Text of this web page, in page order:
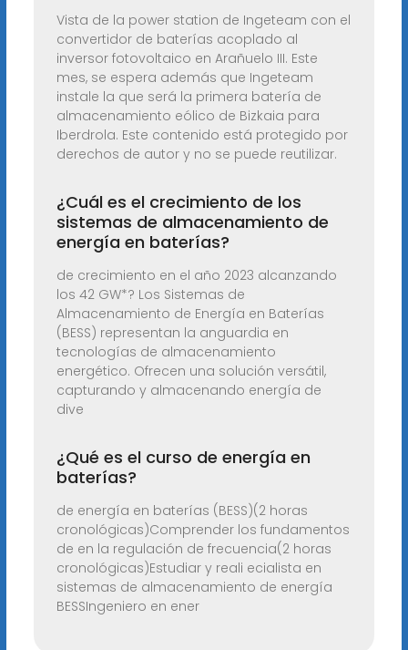
Vista de la power station de Ingeteam con el
convertidor de baterías acoplado al
inversor fotovoltaico en Arañuelo III. Este
mes, se espera además que Ingeteam
instale la que será la primera batería de
almacenamiento eólico de Bizkaia para
Iberdrola. Este contenido está protegido por
derechos de autor y no se puede reutilizar.
¿Cuál es el crecimiento de los
sistemas de almacenamiento de
energía en baterías?
de crecimiento en el año 2023 alcanzando
los 42 GW*? Los Sistemas de
Almacenamiento de Energía en Baterías
(BESS) representan la anguardia en
tecnologías de almacenamiento
energético. Ofrecen una solución versátil,
capturando y almacenando energía de
dive
¿Qué es el curso de energía en
baterías?
de energía en baterías (BESS)(2 horas
cronológicas)Comprender los fundamentos
de en la regulación de frecuencia(2 horas
cronológicas)Estudiar y reali ecialista en
sistemas de almacenamiento de energía
BESSIngeniero en ener